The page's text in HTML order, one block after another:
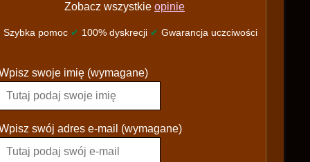
Zobacz wszystkie opinie
Szybka pomoc ✔ 100% dyskrecji ✔ Gwarancja uczciwości
l
a
s
swoje imię (wymagane)
swój adres e-mail (wymagane)